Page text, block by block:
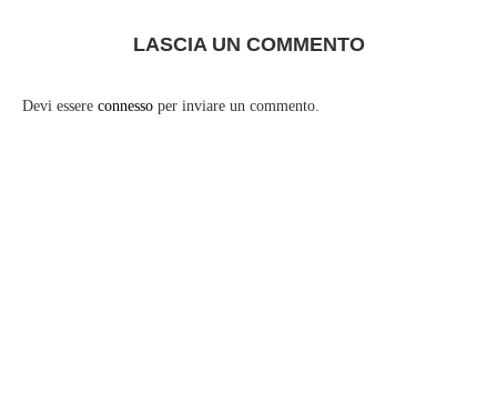
LASCIA UN COMMENTO
Devi essere connesso per inviare un commento.